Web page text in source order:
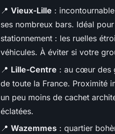
📍 Vieux-Lille :
ses nombreux bars. Idéal
stationnement : les ruelles
véhicules. À éviter si votre
📍 Lille-Centre : au cœur des
de toute la France. Proximité
un peu moins de cachet
éclatées.
📍 Wazemmes : quartier